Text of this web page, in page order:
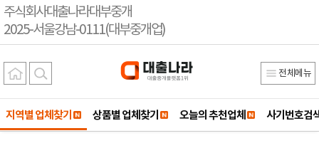
주식회사대출나라대부중개
2025-서울강남-0111(대부중개업)
전체메뉴
지역별 업체찾기 상품별 업체찾기 오늘의 추천업체 사기번호검